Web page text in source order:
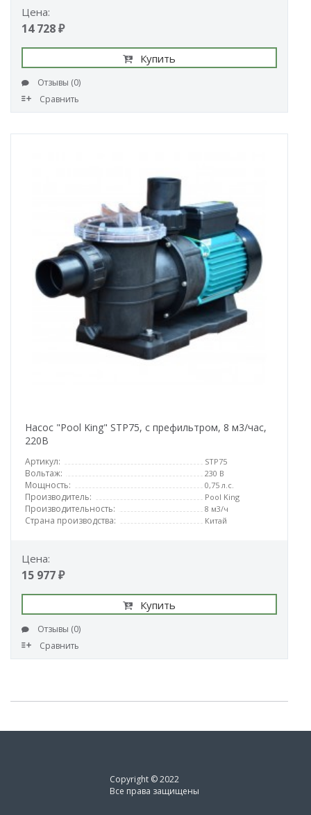
Цена:
14 728 ₽
Купить
Отзывы (0)
Сравнить
Насос "Pool King" STP75, с префильтром, 8 м3/час,
220В
Артикул: STP75
Вольтаж: 230 В
Мощность: 0,75 л.с.
Производитель: Pool King
Производительность: 8 м3/ч
Страна производства: Китай
Цена:
15 977 ₽
Купить
Отзывы (0)
Сравнить
Copyright © 2022
Все права защищены